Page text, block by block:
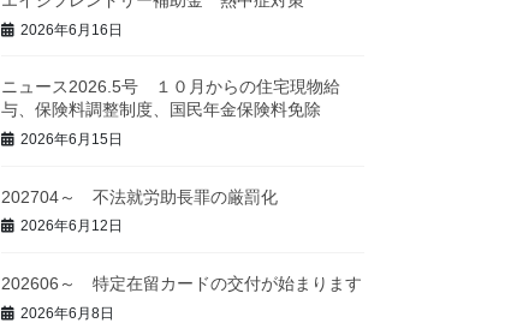
2026年6月16日
ニュース2026.5号 １０月からの住宅現物給
与、保険料調整制度、国民年金保険料免除
2026年6月15日
202704～ 不法就労助長罪の厳罰化
2026年6月12日
202606～ 特定在留カードの交付が始まります
2026年6月8日